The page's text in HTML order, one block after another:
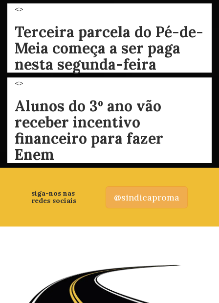
<>
Terceira parcela do Pé-de-
Meia começa a ser paga
nesta segunda-feira
<>
Alunos do 3º ano vão
receber incentivo
financeiro para fazer
Enem
siga-nos nas
redes sociais
@sindicaproma